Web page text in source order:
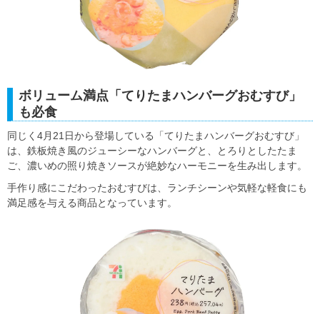
ボリューム満点「てりたまハンバーグおむすび」
も必食
同じく4月21日から登場している「てりたまハンバーグおむすび」
は、鉄板焼き風のジューシーなハンバーグと、とろりとしたたま
ご、濃いめの照り焼きソースが絶妙なハーモニーを生み出します。
手作り感にこだわったおむすびは、ランチシーンや気軽な軽食にも
満足感を与える商品となっています。